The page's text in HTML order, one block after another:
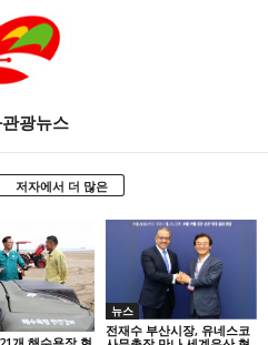
광뉴스
저자에서 더 많은
뉴스
전재수 부산시장, 유네스코